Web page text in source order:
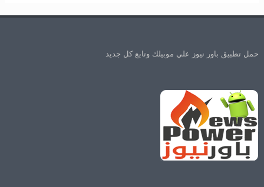
حمل تطبيق باور نيوز علي موبيلك وتابع كل جديد